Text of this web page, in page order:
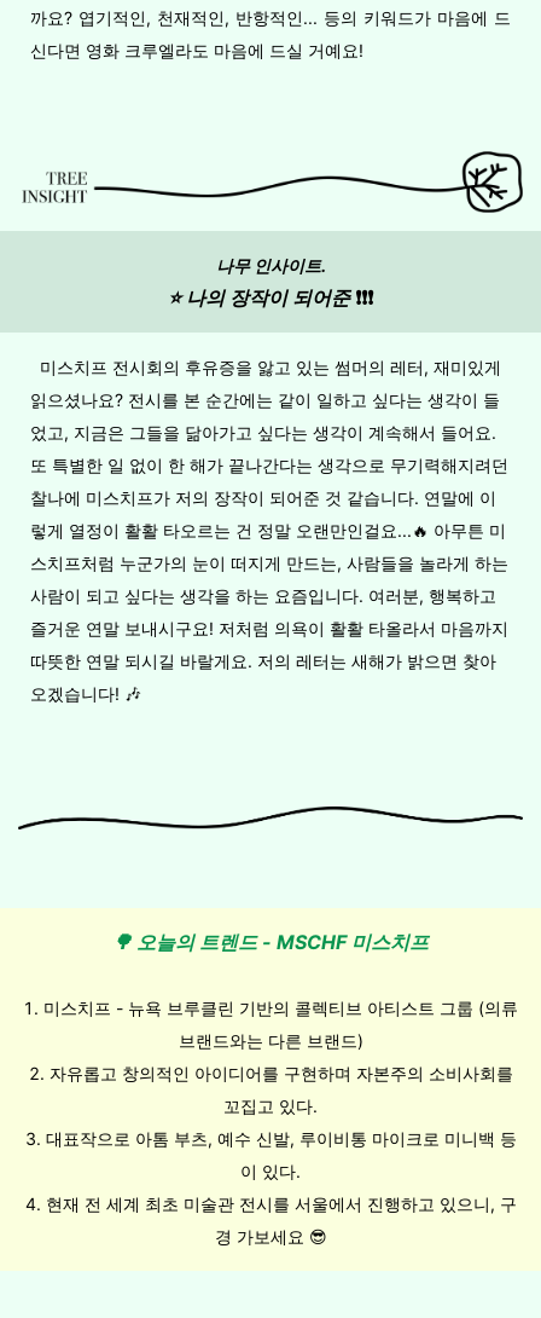
까요? 엽기적인, 천재적인, 반항적인... 등의 키워드가 마음에 드
신다면 영화 크루엘라도 마음에 드실 거예요!
나무 인사이트.
⭐️ 나의 장작이 되어준❗️❗️❗️
미스치프 전시회의 후유증을 앓고 있는 썸머의 레터, 재미있게
읽으셨나요? 전시를 본 순간에는 같이 일하고 싶다는 생각이 들
었고, 지금은 그들을 닮아가고 싶다는 생각이 계속해서 들어요.
또 특별한 일 없이 한 해가 끝나간다는 생각으로 무기력해지려던
찰나에 미스치프가 저의 장작이 되어준 것 같습니다. 연말에 이
렇게 열정이 활활 타오르는 건 정말 오랜만인걸요...🔥 아무튼 미
스치프처럼 누군가의 눈이 떠지게 만드는, 사람들을 놀라게 하는
사람이 되고 싶다는 생각을 하는 요즘입니다. 여러분, 행복하고
즐거운 연말 보내시구요! 저처럼 의욕이 활활 타올라서 마음까지
따뜻한 연말 되시길 바랄게요. 저의 레터는 새해가 밝으면 찾아
오겠습니다! 🎶
🌳 오늘의 트렌드 - MSCHF 미스치프
1. 미스치프 - 뉴욕 브루클린 기반의 콜렉티브 아티스트 그룹 (의류
브랜드와는 다른 브랜드)
2. 자유롭고 창의적인 아이디어를 구현하며 자본주의 소비사회를
꼬집고 있다.
3. 대표작으로 아톰 부츠, 예수 신발, 루이비통 마이크로 미니백 등
이 있다.
4. 현재 전 세계 최초 미술관 전시를 서울에서 진행하고 있으니, 구
경 가보세요 😎